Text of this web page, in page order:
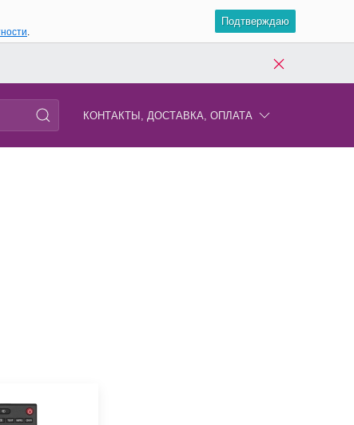
.
Подтверждаю
КОНТАКТЫ, ДОСТАВКА, ОПЛАТА